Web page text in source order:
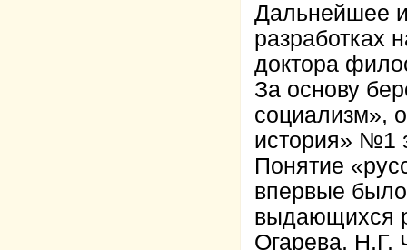
Дальнейшее
разработках
доктора
За основу
социализм»,
история» №1
Понятие
впервые
выдающихся
Огарева, Н.Г.